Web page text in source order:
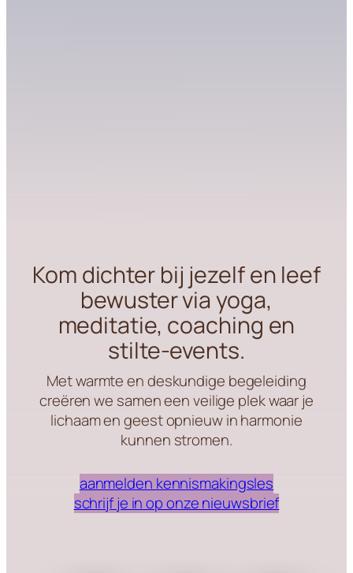
Kom dichter bij jezelf en leef
bewuster via yoga,
meditatie, coaching en
stilte-events.
Met warmte en deskundige begeleiding
creëren we samen een veilige plek waar je
lichaam en geest opnieuw in harmonie
kunnen stromen.
aanmelden kennismakingsles
schrijf je in op onze nieuwsbrief